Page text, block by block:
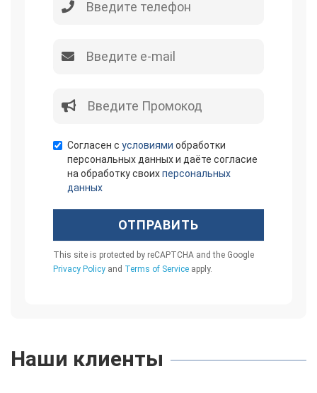
Согласен с условиями обработки
персональных данных и даёте согласие
на обработку своихперсональных
данных
ОТПРАВИТЬ
This site is protected by reCAPTCHA and the Google
Privacy Policy and Terms of Service apply.
Наши клиенты